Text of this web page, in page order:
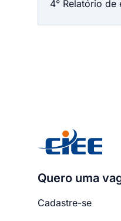
4° Relatório de
Quero uma
Cadastre-se